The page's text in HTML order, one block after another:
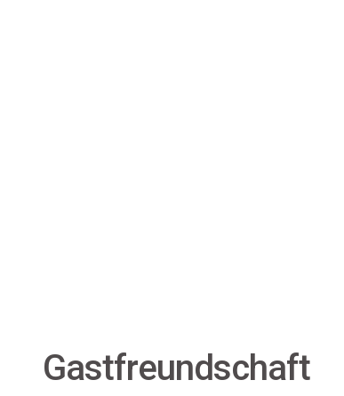
Gastfreundschaft